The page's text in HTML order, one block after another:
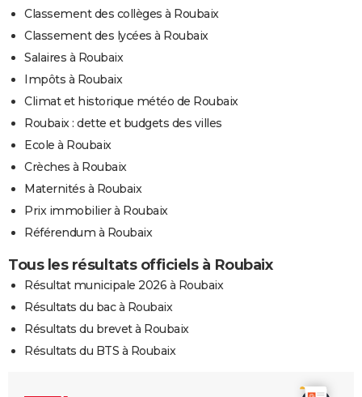
Classement des collèges à Roubaix
Classement des lycées à Roubaix
Salaires à Roubaix
Impôts à Roubaix
Climat et historique météo de Roubaix
Roubaix : dette et budgets des villes
Ecole à Roubaix
Crèches à Roubaix
Maternités à Roubaix
Prix immobilier à Roubaix
Référendum à Roubaix
Tous les résultats officiels à Roubaix
Résultat municipale 2026 à Roubaix
Résultats du bac à Roubaix
Résultats du brevet à Roubaix
Résultats du BTS à Roubaix